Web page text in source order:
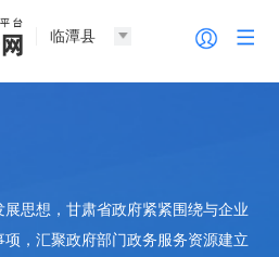
临潭县
思想，甘肃省政府紧紧围绕与企业
，汇聚政府部门政务服务资源建立